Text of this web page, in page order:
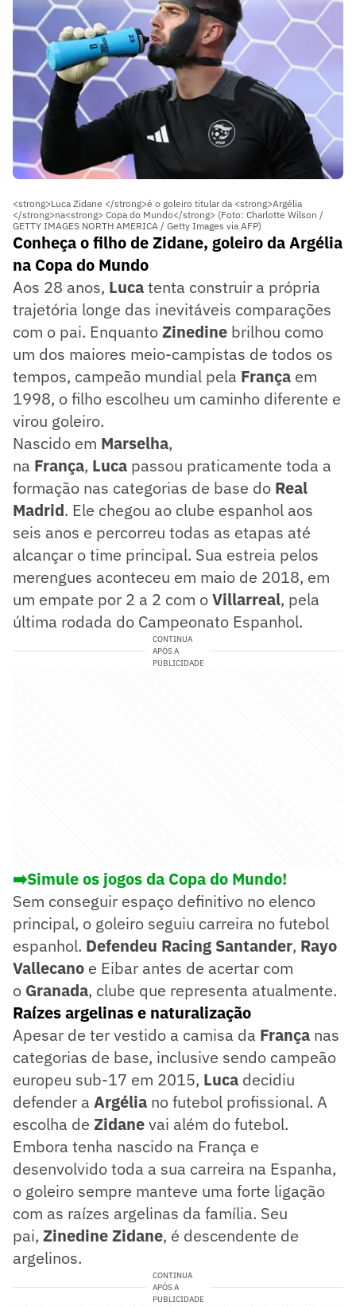
<strong>Luca Zidane </strong>é o goleiro titular da <strong>Argélia
</strong>na<strong> Copa do Mundo</strong> (Foto: Charlotte Wilson /
GETTY IMAGES NORTH AMERICA / Getty Images via AFP)
Conheça o filho de Zidane, goleiro da Argélia
na Copa do Mundo
Aos 28 anos, Lucatenta construir a própria
trajetória longe das inevitáveis comparações
com o pai. EnquantoZinedine brilhou como
um dos maiores meio-campistas de todos os
tempos, campeão mundial pela França em
1998, o filho escolheu um caminho diferente e
virou goleiro.
Nascido em Marselha,
na França, Luca passou praticamente toda a
formação nas categorias de base do Real
Madrid. Ele chegou ao clube espanhol aos
seis anos e percorreu todas as etapas até
alcançar o time principal. Sua estreia pelos
merengues aconteceu em maio de 2018, em
um empate por 2 a 2 com oVillarreal, pela
última rodada do Campeonato Espanhol.
CONTINUA
APÓS A
PUBLICIDADE
➡️Simule os jogos da Copa do Mundo!
Sem conseguir espaço definitivo no elenco
principal, o goleiro seguiu carreira no futebol
espanhol. Defendeu Racing Santander, Rayo
Vallecano e Eibar antes de acertar com
o Granada, clube que representa atualmente.
Raízes argelinas e naturalização
Apesar de ter vestido a camisa da França nas
categorias de base, inclusive sendo campeão
europeu sub-17 em 2015, Luca decidiu
defender a Argélia no futebol profissional. A
escolha de Zidanevai além do futebol.
Embora tenha nascido na França e
desenvolvido toda a sua carreira na Espanha,
o goleiro sempre manteve uma forte ligação
com as raízes argelinas da família. Seu
pai, ZinedineZidane, é descendente de
argelinos.
CONTINUA
APÓS A
PUBLICIDADE